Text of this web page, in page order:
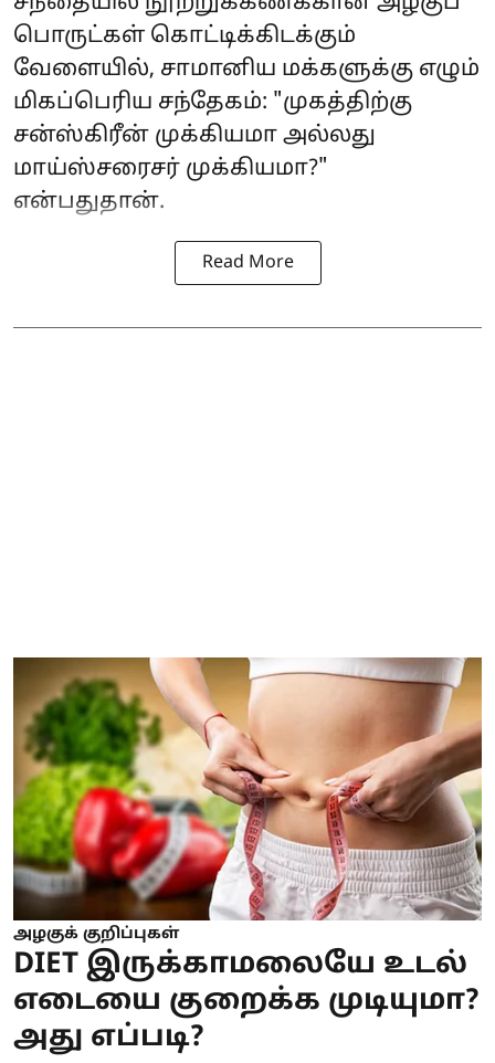
பொருட்கள் கொட்டிக்கிடக்கும்
வேளையில், சாமானிய மக்களுக்கு எழும்
மிகப்பெரிய சந்தேகம்: "முகத்திற்கு
சன்ஸ்கிரீன் முக்கியமா அல்லது
மாய்ஸ்சரைசர் முக்கியமா?"
என்பதுதான்.
Read More
அழகுக் குறிப்புகள்
DIET இருக்காமலையே உடல்
எடையை குறைக்க முடியுமா?
அது எப்படி?